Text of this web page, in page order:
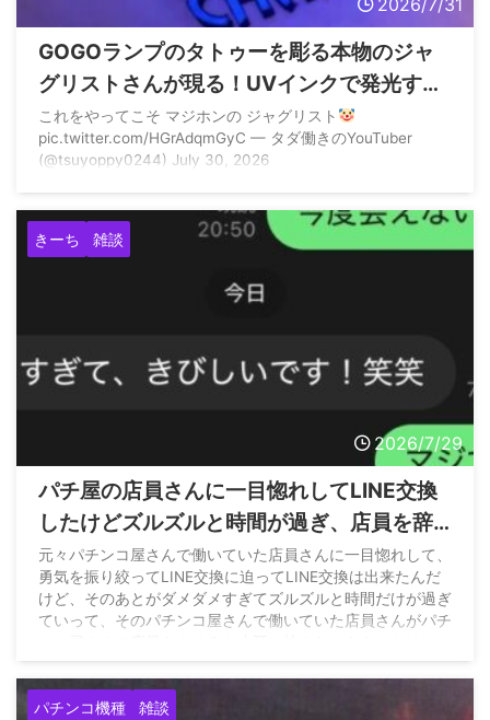
2026/7/31
GOGOランプのタトゥーを彫る本物のジャ
グリストさんが現る！UVインクで発光する
模様
これをやってこそ マジホンの ジャグリスト
pic.twitter.com/HGrAdqmGyC — タダ働きのYouTuber
(@tsuyoppy0244) July 30, 2026
きーち 雑談
2026/7/29
パチ屋の店員さんに一目惚れしてLINE交換
したけどズルズルと時間が過ぎ、店員を辞
めると聞いたので久々に連絡取ってみた結
果www
元々パチンコ屋さんで働いていた店員さんに一目惚れして、
勇気を振り絞ってLINE交換に迫ってLINE交換は出来たんだ
けど、そのあとがダメダメすぎてズルズルと時間だけが過ぎ
ていって、そのパチンコ屋さんで働いていた店員さんがパチ
(@kiichi__55) July 28, 2026
パチンコ機種 雑談